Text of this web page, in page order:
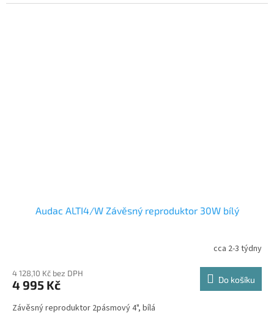
Audac ALTI4/W Závěsný reproduktor 30W bílý
cca 2-3 týdny
4 128,10 Kč bez DPH
4 995 Kč Do košíku
Závěsný reproduktor 2pásmový 4", bílá